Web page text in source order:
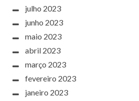
julho 2023
junho 2023
maio 2023
abril 2023
março 2023
fevereiro 2023
janeiro 2023